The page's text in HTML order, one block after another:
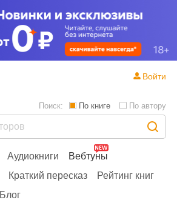
Аудиокниги
Вебтуны
Краткий пересказ
Рейтинг книг
Блог
Поиск: По книге По автору
Войти